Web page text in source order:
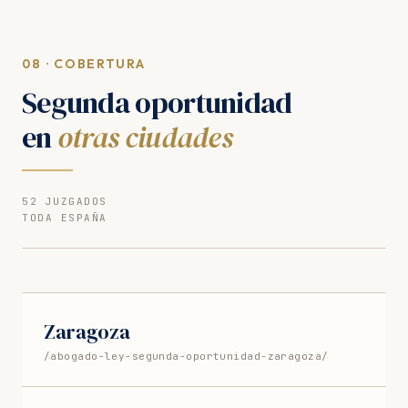
08 · COBERTURA
Segunda oportunidad
enotras ciudades
52 JUZGADOS
TODA ESPAÑA
Zaragoza
/abogado-ley-segunda-oportunidad-zaragoza/